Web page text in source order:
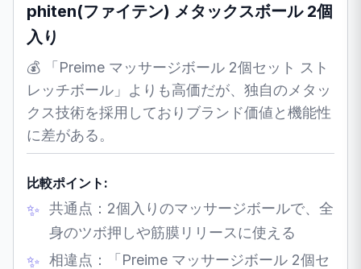
phiten(ファイテン) メタックスボール 2個
入り
💰 「Preime マッサージボール 2個セット スト
レッチボール」よりも高価だが、独自のメタッ
クス技術を採用しておりブランド価値と機能性
に差がある。
比較ポイント:
共通点：2個入りのマッサージボールで、全
身のツボ押しや筋膜リリースに使える
相違点：「Preime マッサージボール 2個セ